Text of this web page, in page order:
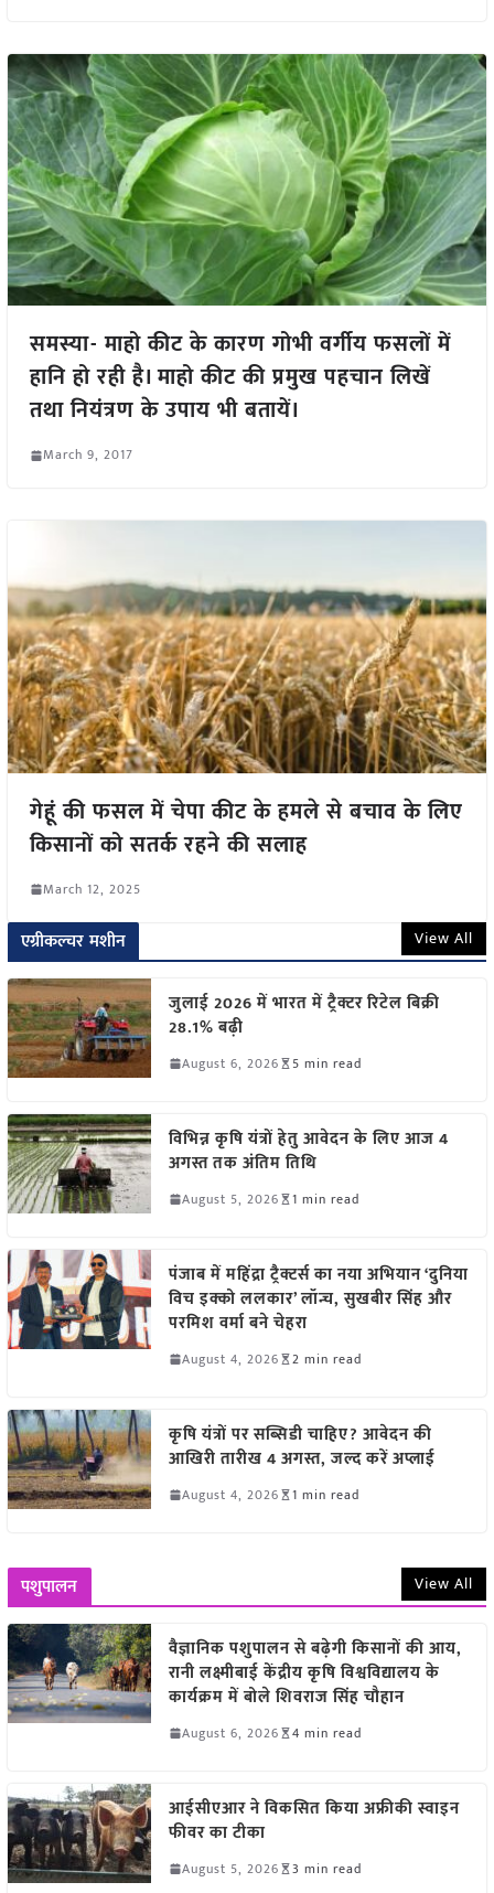
समस्या- माहो कीट के कारण गोभी वर्गीय फसलों में
हानि हो रही है। माहो कीट की प्रमुख पहचान लिखें
तथा नियंत्रण के उपाय भी बतायें।
March 9, 2017
गेहूं की फसल में चेपा कीट के हमले से बचाव के लिए
किसानों को सतर्क रहने की सलाह
March 12, 2025
एग्रीकल्चर मशीन View All
जुलाई 2026 में भारत में ट्रैक्टर रिटेल बिक्री
28.1% बढ़ी
August 6, 2026 5 min read
विभिन्न कृषि यंत्रों हेतु आवेदन के लिए आज 4
अगस्त तक अंतिम तिथि
August 5, 2026 1 min read
पंजाब में महिंद्रा ट्रैक्टर्स का नया अभियान ‘दुनिया
विच इक्को ललकार’ लॉन्च, सुखबीर सिंह और
परमिश वर्मा बने चेहरा
August 4, 2026 2 min read
कृषि यंत्रों पर सब्सिडी चाहिए? आवेदन की
आखिरी तारीख 4 अगस्त, जल्द करें अप्लाई
August 4, 2026 1 min read
पशुपालन View All
वैज्ञानिक पशुपालन से बढ़ेगी किसानों की आय,
रानी लक्ष्मीबाई केंद्रीय कृषि विश्वविद्यालय के
कार्यक्रम में बोले शिवराज सिंह चौहान
August 6, 2026 4 min read
आईसीएआर ने विकसित किया अफ्रीकी स्वाइन
फीवर का टीका
August 5, 2026 3 min read